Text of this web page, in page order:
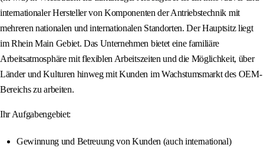
internationaler Hersteller von Komponenten der Antriebstechnik mit
mehreren nationalen und internationalen Standorten. Der Hauptsitz liegt
im Rhein Main Gebiet. Das Unternehmen bietet eine familiäre
Arbeitsatmosphäre mit flexiblen Arbeitszeiten und die Möglichkeit, über
Länder und Kulturen hinweg mit Kunden im Wachstumsmarkt des OEM-
Bereichs zu arbeiten.
Ihr Aufgabengebiet:
Gewinnung und Betreuung von Kunden (auch international)